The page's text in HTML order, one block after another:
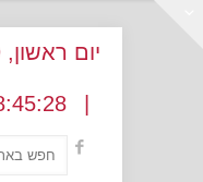
יום ראשון, 9
:45:29